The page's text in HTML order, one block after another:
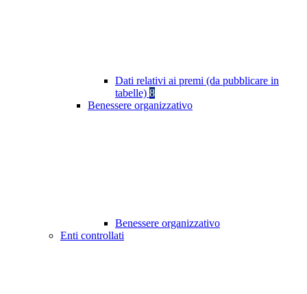
Dati relativi ai premi (da pubblicare in
tabelle) 8
Benessere organizzativo
Benessere organizzativo
Enti controllati